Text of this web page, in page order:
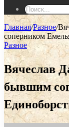
Главная/Разное/
соперником
Разное
Вячеслав
бывшим